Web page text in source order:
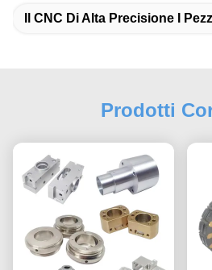
Il CNC Di Alta Precisione I
Prodotti